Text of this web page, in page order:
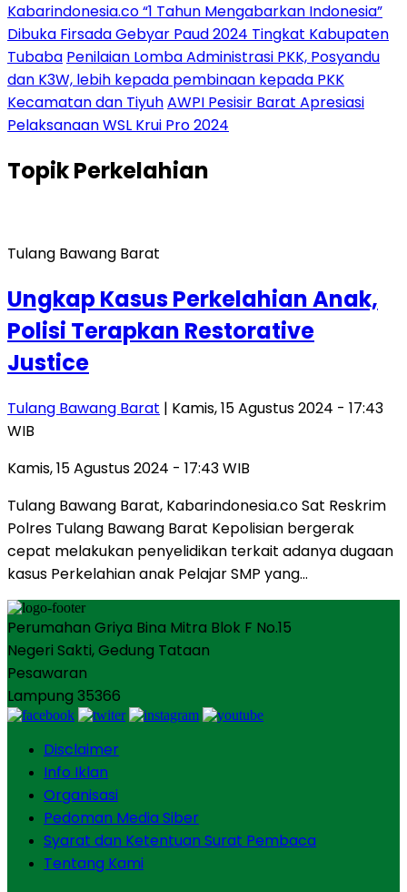
Kabarindonesia.co “1 Tahun Mengabarkan Indonesia”
Dibuka Firsada Gebyar Paud 2024 Tingkat Kabupaten
Tubaba Penilaian Lomba Administrasi PKK, Posyandu
dan K3W, lebih kepada pembinaan kepada PKK
Kecamatan dan TiyuhAWPI Pesisir Barat Apresiasi
Pelaksanaan WSL Krui Pro 2024
TopikPerkelahian
Tulang Bawang Barat
Ungkap Kasus Perkelahian Anak,
Polisi Terapkan Restorative
Justice
Tulang Bawang Barat | Kamis, 15 Agustus 2024 - 17:43
WIB
Kamis, 15 Agustus 2024 - 17:43 WIB
Tulang Bawang Barat, Kabarindonesia.co Sat Reskrim
Polres Tulang Bawang Barat Kepolisian bergerak
cepat melakukan penyelidikan terkait adanya dugaan
kasus Perkelahian anak Pelajar SMP yang…
Perumahan Griya Bina Mitra Blok F No.15
Negeri Sakti, Gedung Tataan
Pesawaran
Lampung 35366
Disclaimer
Info Iklan
Organisasi
Pedoman Media Siber
Syarat dan Ketentuan Surat Pembaca
Tentang Kami